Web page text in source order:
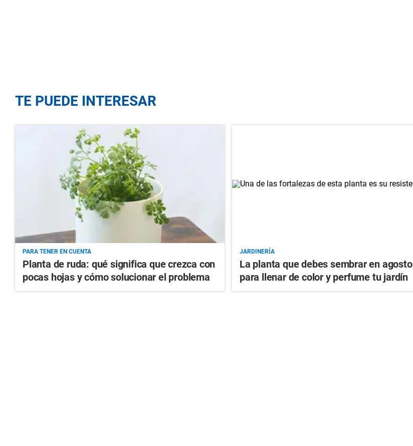
TE PUEDE INTERESAR
PARA TENER EN CUENTA
Planta de ruda: qué significa que crezca con
pocas hojas y cómo solucionar el problema
JARDINERÍA
La planta que debes sembrar en agosto
para llenar de color y perfume tu jardín